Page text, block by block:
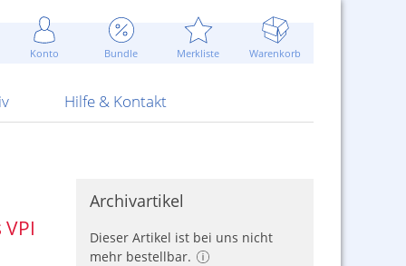
Konto Bundle Merkliste Warenkorb
Attrappen Blitzschnell...
Sommerpreise u.v.m.
ARS Pirotecnia
Hilfe & Kontakt
Kontaktformular
AGB
Archivartikel
Dieser Artikel ist bei uns nicht
mehr bestellbar.